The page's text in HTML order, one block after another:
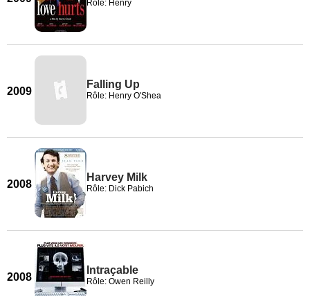
Rôle: Henry
2009
Falling Up
Rôle: Henry O'Shea
2008
Harvey Milk
Rôle: Dick Pabich
2008
Intraçable
Rôle: Owen Reilly